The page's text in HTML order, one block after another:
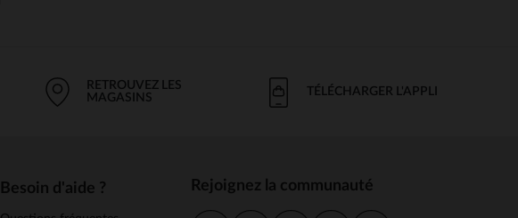
RETROUVEZ LES
MAGASINS
TÉLÉCHARGER L'APPLI
Besoin d'aide ? Rejoignez la communauté